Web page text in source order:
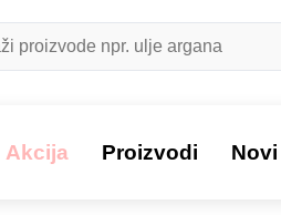
Akcija Proizvodi